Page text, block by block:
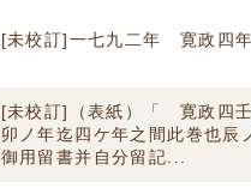
[未校訂]一七九二年 寛政四
[未校訂]（表紙）「 寛政四
卯ノ年迄四ケ年之間此巻也辰
御用留書并自分留記...